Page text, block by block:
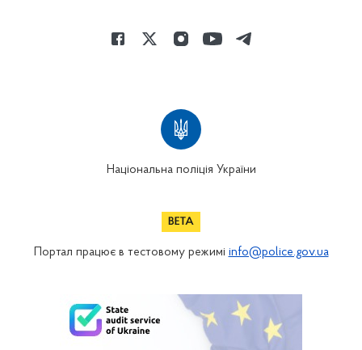
Національна поліція України
Портал працює в тестовому режимі info@police.gov.ua